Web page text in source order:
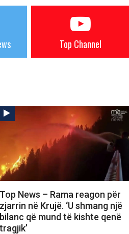
Top Channel
Top News – Rama reagon për
zjarrin në Krujë. ‘U shmang një
bilanc që mund të kishte qenë
tragjik’